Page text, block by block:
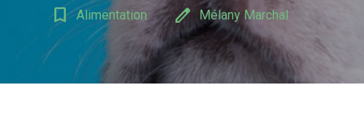
bookmark_border Alimentation edit Mélany Marchal